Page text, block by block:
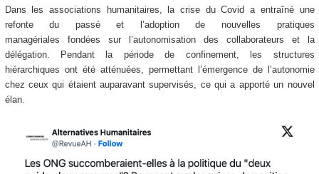
Dans les associations humanitaires, la crise du Covid a entraîné une
refonte du passé et l’adoption de nouvelles pratiques
managériales fondées sur l’autonomisation des collaborateurs et la
délégation. Pendant la période de confinement, les structures
hiérarchiques ont été atténuées, permettant l’émergence de l’autonomie
chez ceux qui étaient auparavant supervisés, ce qui a apporté un nouvel
élan.